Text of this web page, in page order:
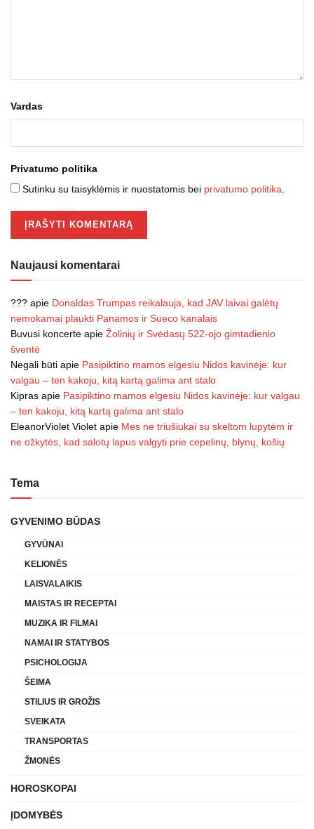
Vardas
Privatumo politika
Sutinku su taisyklėmis ir nuostatomis bei privatumo politika.
Naujausi komentarai
??? apie Donaldas Trumpas reikalauja, kad JAV laivai galėtų
nemokamai plaukti Panamos ir Sueco kanalais
Buvusi koncerte apie Žolinių ir Svėdasų 522-ojo gimtadienio
šventė
Negali būti apie Pasipiktino mamos elgesiu Nidos kavinėje: kur
valgau – ten kakoju, kitą kartą galima ant stalo
Kipras apie Pasipiktino mamos elgesiu Nidos kavinėje: kur valgau
– ten kakoju, kitą kartą galima ant stalo
EleanorViolet Violet apie Mes ne triušiukai su skeltom lupytėm ir
ne ožkytės, kad salotų lapus valgyti prie cepelinų, blynų, košių
Tema
GYVENIMO BŪDAS
GYVŪNAI
KELIONĖS
LAISVALAIKIS
MAISTAS IR RECEPTAI
MUZIKA IR FILMAI
NAMAI IR STATYBOS
PSICHOLOGIJA
ŠEIMA
STILIUS IR GROŽIS
SVEIKATA
TRANSPORTAS
ŽMONĖS
HOROSKOPAI
ĮDOMYBĖS